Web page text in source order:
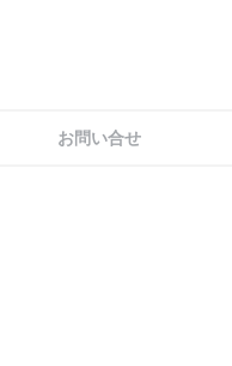
お問い合せ